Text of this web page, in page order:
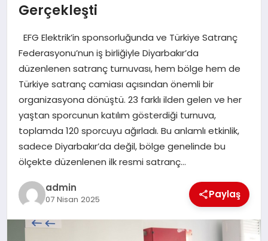
MAGAZIN
SAĞLIK
SPOR
TEKNOLOJI
YAŞAM
Gerçekleşti
EFG Elektrik’in sponsorluğunda ve Türkiye Satranç
Federasyonu’nun iş birliğiyle Diyarbakır’da
düzenlenen satranç turnuvası, hem bölge hem de
Türkiye satranç camiası açısından önemli bir
organizasyona dönüştü. 23 farklı ilden gelen ve her
yaştan sporcunun katılım gösterdiği turnuva,
toplamda 120 sporcuyu ağırladı. Bu anlamlı etkinlik,
sadece Diyarbakır’da değil, bölge genelinde bu
ölçekte düzenlenen ilk resmi satranç…
admin
07 Nisan 2025 Paylaş